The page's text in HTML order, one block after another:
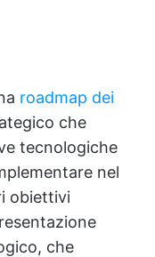
roadmap dei
che
tecnologiche
nel
obiettivi
che